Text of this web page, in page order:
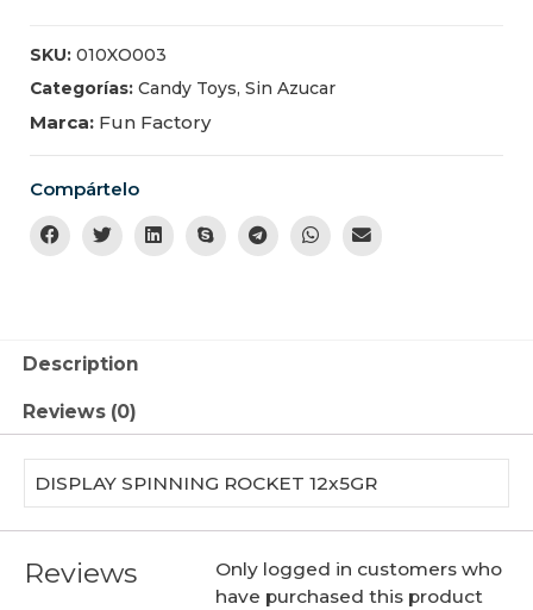
SKU: 010XO003
Categorías: Candy Toys, Sin Azucar
Marca: Fun Factory
Compártelo
Description
Reviews (0)
DISPLAY SPINNING ROCKET 12x5GR
Reviews
Only logged in customers who
have purchased this product